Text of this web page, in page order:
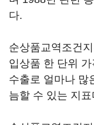
다.
순상품교역조건
입상품 한 단위
수출로 얼마나 많
늠할 수 있는 지표